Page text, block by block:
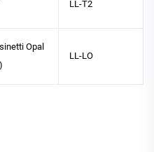
LL-T2
Opal
LL-LO